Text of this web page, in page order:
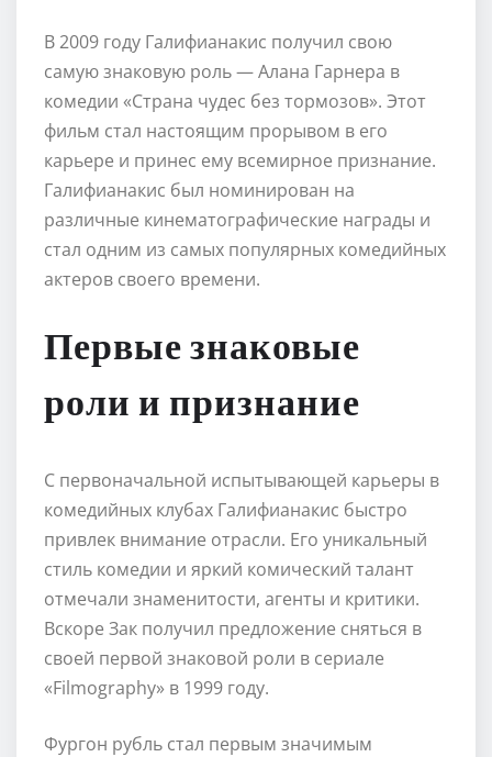
В 2009 году Галифианакис получил свою
самую знаковую роль — Алана Гарнера в
комедии «Страна чудес без тормозов». Этот
фильм стал настоящим прорывом в его
карьере и принес ему всемирное признание.
Галифианакис был номинирован на
различные кинематографические награды и
стал одним из самых популярных комедийных
актеров своего времени.
Первые знаковые
роли и признание
С первоначальной испытывающей карьеры в
комедийных клубах Галифианакис быстро
привлек внимание отрасли. Его уникальный
стиль комедии и яркий комический талант
отмечали знаменитости, агенты и критики.
Вскоре Зак получил предложение сняться в
своей первой знаковой роли в сериале
«Filmography» в 1999 году.
Фургон рубль стал первым значимым